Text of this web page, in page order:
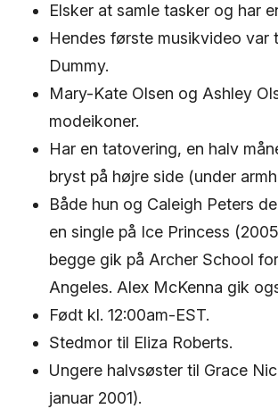
Elsker at samle tasker og har
Hendes første musikvideo var
Dummy.
Mary-Kate Olsen og Ashley
modeikoner.
Har en tatovering, en halv
bryst på højre side (under
Både hun og Caleigh Peters
en single på Ice Princess
begge gik på Archer School
Angeles. Alex McKenna gik
Født kl. 12:00am-EST.
Stedmor til Eliza Roberts.
Ungere halvsøster til Grace
januar 2001).